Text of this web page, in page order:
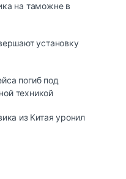
на таможне в
ycтaнoвкy
погиб под
техникой
из Китая уронил